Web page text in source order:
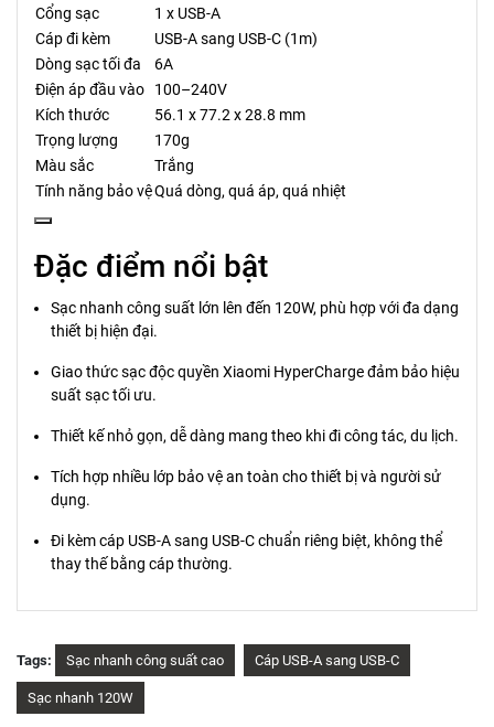
Cổng sạc
1 x USB-A
Cáp đi kèm
USB-A sang USB-C (1m)
Dòng sạc tối đa
6A
Điện áp đầu vào
100–240V
Kích thước
56.1 x 77.2 x 28.8 mm
Trọng lượng
170g
Màu sắc
Trắng
Tính năng bảo vệQuá dòng, quá áp, quá nhiệt
Đặc điểm nổi bật
Sạc nhanh công suất lớn lên đến 120W, phù hợp với đa dạng
thiết bị hiện đại.
Giao thức sạc độc quyền Xiaomi HyperCharge đảm bảo hiệu
suất sạc tối ưu.
Thiết kế nhỏ gọn, dễ dàng mang theo khi đi công tác, du lịch.
Tích hợp nhiều lớp bảo vệ an toàn cho thiết bị và người sử
dụng.
Đi kèm cáp USB-A sang USB-C chuẩn riêng biệt, không thể
thay thế bằng cáp thường.
Tags: Sạc nhanh công suất cao Cáp USB-A sang USB-C
Sạc nhanh 120W